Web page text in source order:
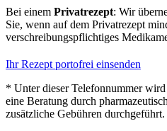
Bei einem Privatrezept: Wir
Sie, wenn auf dem Privatrezept
verschreibungspflichtiges
Ihr Rezept portofrei einsenden
* Unter dieser Telefonnummer
eine Beratung durch
zusätzliche Gebühren durchgeführt.